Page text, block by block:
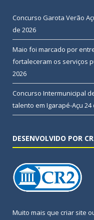
Concurso Garota Verão
de 2026
Maio foi marcado por
fortaleceram os serviços
2026
Concurso Intermunicipal
talento em Igarapé-Açu 24
DESENVOLVIDO POR
Muito mais que criar site